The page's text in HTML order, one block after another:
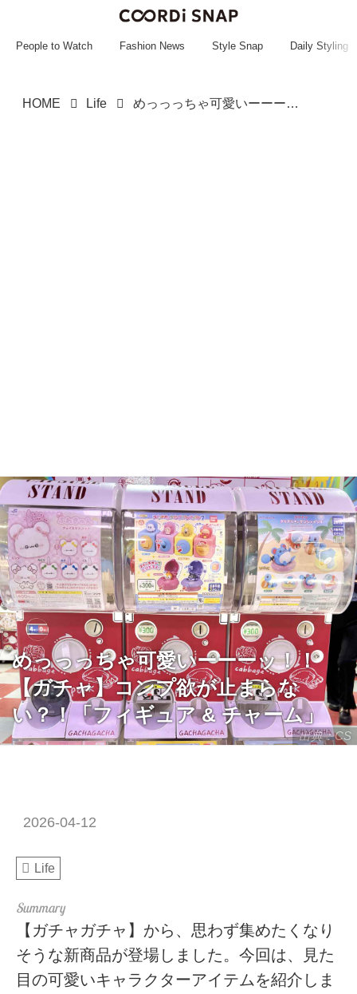
~~~~~~~~~~~
People to Watch Fashion News Style Snap Daily Styling
HOME Life めっっっちゃ可愛いーーーッ！！【ガチャ】コンプ欲が止まらない？！「フィギュア & チャーム」
出典：CS
めっっっちゃ可愛いーーーッ！！
【ガチャ】コンプ欲が止まらな
い？！「フィギュア & チャーム」
2026-04-12
Life
【ガチャガチャ】から、思わず集めたくなり
そうな新商品が登場しました。今回は、見た
目の可愛いキャラクターアイテムを紹介しま